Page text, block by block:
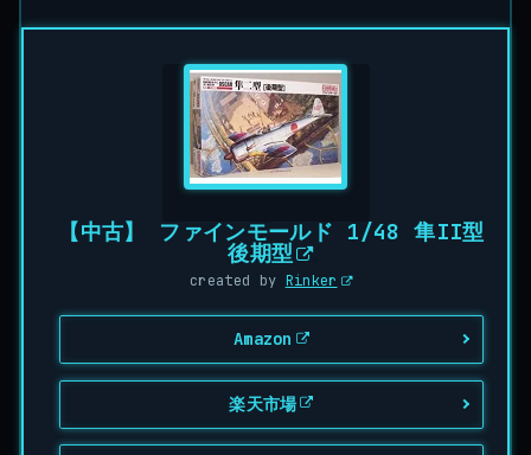
【中古】 ファインモールド 1/48 隼II型
後期型
created by Rinker
Amazon
楽天市場